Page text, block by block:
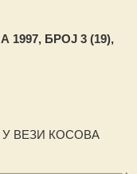
БРОЈ 3 (19),
ВЕЗИ КОСОВА